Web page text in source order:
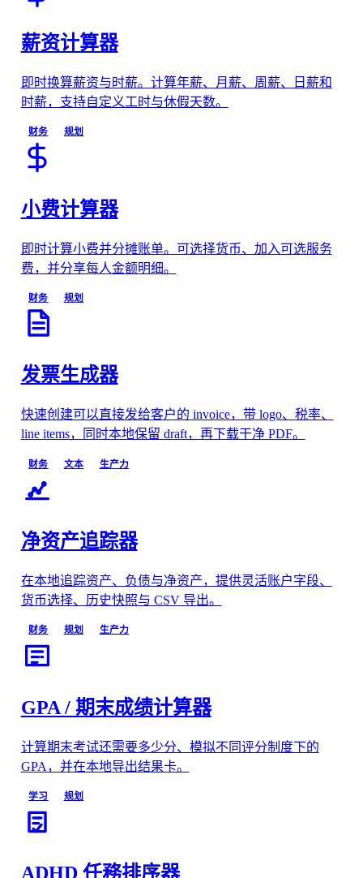
薪资计算器
即时换算薪资与时薪。计算年薪、月薪、周薪、日薪和
时薪，支持自定义工时与休假天数。
财务 规划
小费计算器
即时计算小费并分摊账单。可选择货币、加入可选服务
费，并分享每人金额明细。
财务 规划
发票生成器
快速创建可以直接发给客户的 invoice，带 logo、税率、
line items，同时本地保留 draft，再下载干净 PDF。
财务 文本 生产力
净资产追踪器
在本地追踪资产、负债与净资产，提供灵活账户字段、
货币选择、历史快照与 CSV 导出。
财务 规划 生产力
GPA / 期末成绩计算器
计算期末考试还需要多少分、模拟不同评分制度下的
GPA，并在本地导出结果卡。
学习 规划
ADHD 任務排序器